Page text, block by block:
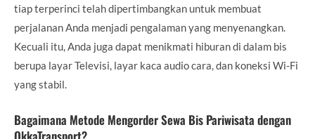
tiap terperinci telah dipertimbangkan untuk membuat
perjalanan Anda menjadi pengalaman yang menyenangkan.
Kecuali itu, Anda juga dapat menikmati hiburan di dalam bis
berupa layar Televisi, layar kaca audio cara, dan koneksi Wi-Fi
yang stabil.
Bagaimana Metode Mengorder Sewa Bis Pariwisata dengan